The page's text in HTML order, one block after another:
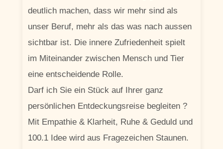
deutlich machen, dass wir mehr sind als
unser Beruf, mehr als das was nach aussen
sichtbar ist. Die innere Zufriedenheit spielt
im Miteinander zwischen Mensch und Tier
eine entscheidende Rolle.
Darf ich Sie ein Stück auf Ihrer ganz
persönlichen Entdeckungsreise begleiten ?
Mit Empathie & Klarheit, Ruhe & Geduld und
100.1 Idee wird aus Fragezeichen Staunen.